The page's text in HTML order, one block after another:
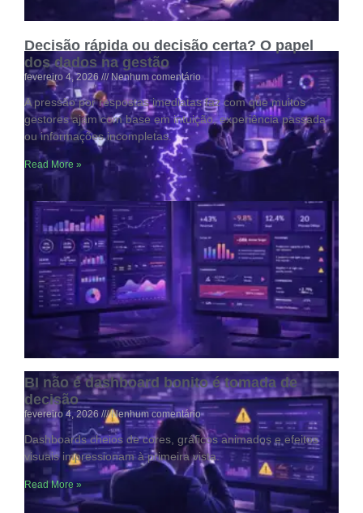
O abismo entre o chão de fábrica e a
diretoria
fevereiro 4, 2026 Nenhum comentário
Esse distanciamento acontece quando a informação que sai
da operação não chega à gestão de forma estruturada
Read More »
Decisão rápida ou decisão certa? O papel
dos dados na gestão
fevereiro 4, 2026 Nenhum comentário
A pressão por respostas imediatas faz com que muitos
gestores ajam com base em intuição, experiência passada
ou informações incompletas.
Read More »
BI não é dashboard bonito é tomada de
decisão
fevereiro 4, 2026 Nenhum comentário
Dashboards cheios de cores, gráficos animados e efeitos
visuais impressionam à primeira vista.
Read More »